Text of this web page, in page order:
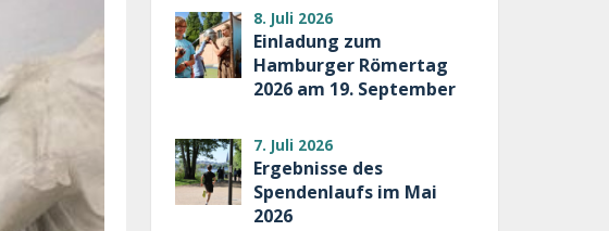
8. Juli 2026
Einladung zum
Hamburger Römertag
2026 am 19. September
7. Juli 2026
Ergebnisse des
Spendenlaufs im Mai
2026